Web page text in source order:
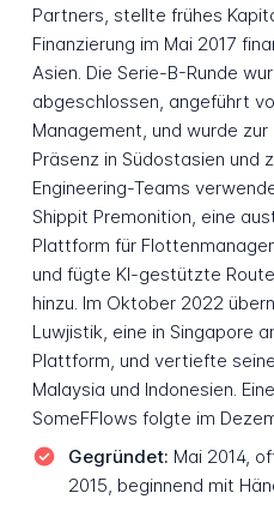
Partners, stellte frühes
Finanzierung im Mai 2017
Asien. Die Serie-B-Runde
abgeschlossen, angeführt
Management, und wurde
Präsenz in Südostasien und
Engineering-Teams
Shippit Premonition, eine
Plattform für
und fügte KI-gestützte
hinzu. Im Oktober 2022
Luwjistik, eine in Singapore
Plattform, und vertiefte
Malaysia und Indonesien.
SomeFFlows folgte im
Gegründet: Mai 2014,
2015, beginnend mit